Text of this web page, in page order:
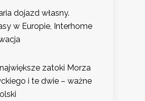
dojazd własny.
w Europie, Interhome
zatoki Morza
i te dwie – ważne